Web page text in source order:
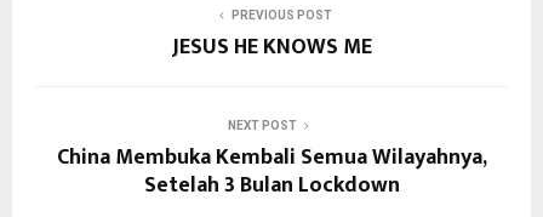
PREVIOUS POST
JESUS HE KNOWS ME
NEXT POST
China Membuka Kembali Semua Wilayahnya,
Setelah 3 Bulan Lockdown